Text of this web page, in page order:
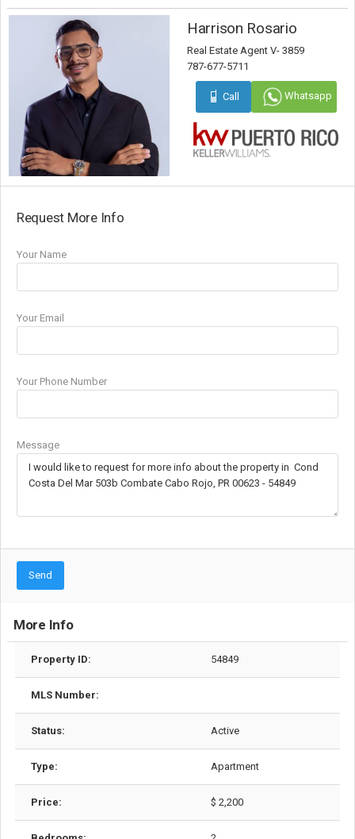
Harrison Rosario
Real Estate Agent V- 3859
787-677-5711
Call Whatsapp
Request More Info
Your Name
Your Email
Your Phone Number
Message
Send
More Info
Property ID: 54849
MLS Number:
Status: Active
Type: Apartment
Price: $ 2,200